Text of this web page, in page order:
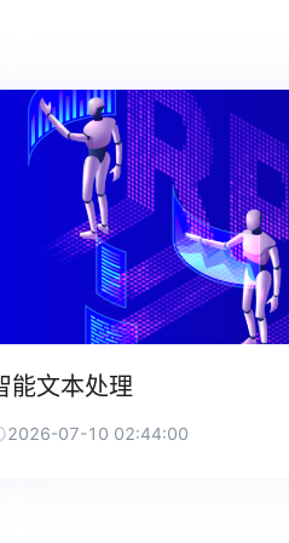
能文本处理
2026-07-10 02:44:00